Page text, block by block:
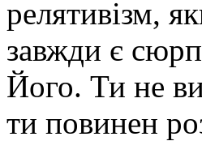
релятивізм,
завжди є
Його. Ти не
ти повинен